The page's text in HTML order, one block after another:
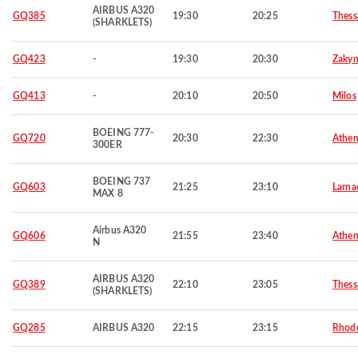
GQ385
AIRBUS A320
(SHARKLETS)
19:30 20:25
GQ423 - 19:30 20:30
GQ413 - 20:10 20:50 Milos
GQ720
BOEING 777-
300ER
20:30 22:30
GQ603
BOEING 737
MAX 8
21:25 23:10
GQ606
Airbus A320
N
21:55 23:40
GQ389
AIRBUS A320
(SHARKLETS)
22:10 23:05
GQ285 AIRBUS A320 22:15 23:15